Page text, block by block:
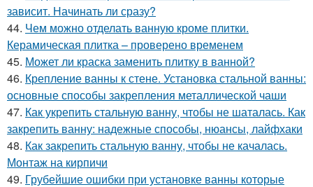
зависит. Начинать ли сразу?
44. Чем можно отделать ванную кроме плитки.
Керамическая плитка – проверено временем
45. Может ли краска заменить плитку в ванной?
46. Крепление ванны к стене. Установка стальной ванны:
основные способы закрепления металлической чаши
47. Как укрепить стальную ванну, чтобы не шаталась. Как
закрепить ванну: надежные способы, нюансы, лайфхаки
48. Как закрепить стальную ванну, чтобы не качалась.
Монтаж на кирпичи
49. Грубейшие ошибки при установке ванны которые